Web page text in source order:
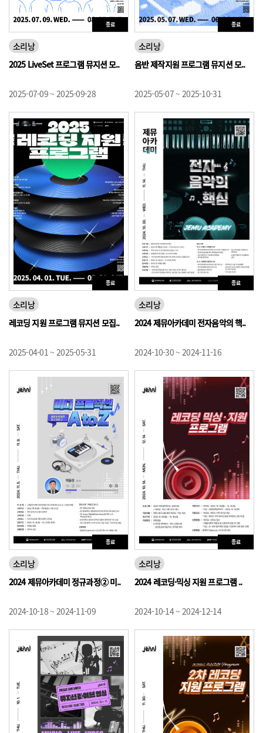
종료
소리낭
2025 LiveSet 프로그램 뮤지션 모..
2025-07-09 ~ 2025-09-28
종료
소리낭
음반 제작지원 프로그램 뮤지션 모..
2025-05-07 ~ 2025-10-31
종료
소리낭
레코딩 지원 프로그램 뮤지션 모집..
2025-04-01 ~ 2025-05-31
종료
소리낭
2024 제뮤아카데미 전자음악의 핵..
2024-10-30 ~ 2024-11-16
종료
소리낭
2024 제뮤아카데미 정규과정② 미..
2024-10-18 ~ 2024-11-09
종료
소리낭
2024 레코딩·믹싱 지원 프로그램 ..
2024-10-14 ~ 2024-12-14